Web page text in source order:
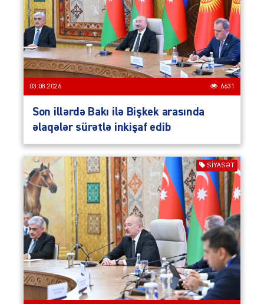
03.08.2026 6631
Son illərdə Bakı ilə Bişkek arasında
əlaqələr sürətlə inkişaf edib
SIYASƏT